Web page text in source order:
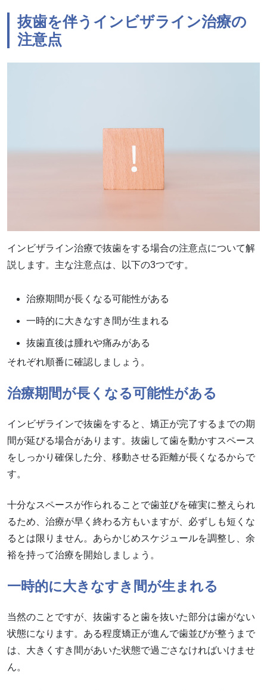
抜歯を伴うインビザライン治療の
注意点
インビザライン治療で抜歯をする場合の注意点について解
説します。主な注意点は、以下の3つです。
治療期間が長くなる可能性がある
一時的に大きなすき間が生まれる
抜歯直後は腫れや痛みがある
それぞれ順番に確認しましょう。
治療期間が長くなる可能性がある
インビザラインで抜歯をすると、矯正が完了するまでの期
間が延びる場合があります。抜歯して歯を動かすスペース
をしっかり確保した分、移動させる距離が長くなるからで
す。
十分なスペースが作られることで歯並びを確実に整えられ
るため、治療が早く終わる方もいますが、必ずしも短くな
るとは限りません。あらかじめスケジュールを調整し、余
裕を持って治療を開始しましょう。
一時的に大きなすき間が生まれる
当然のことですが、抜歯すると歯を抜いた部分は歯がない
状態になります。ある程度矯正が進んで歯並びが整うまで
は、大きくすき間があいた状態で過ごさなければいけませ
ん。